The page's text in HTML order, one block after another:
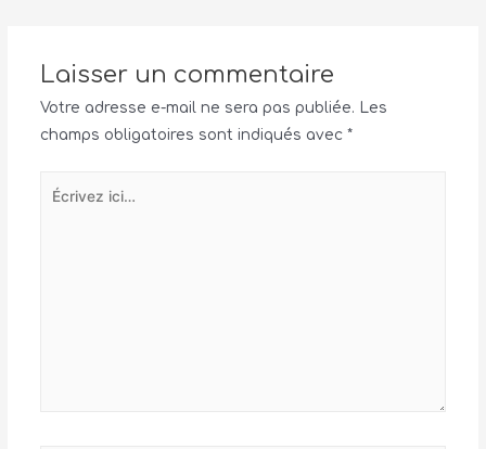
Laisser un commentaire
Votre adresse e-mail ne sera pas publiée. Les
champs obligatoires sont indiqués avec *